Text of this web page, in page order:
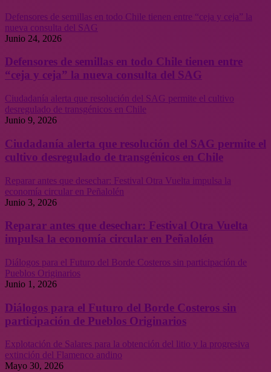
Defensores de semillas en todo Chile tienen entre “ceja y ceja” la
nueva consulta del SAG
Junio 24, 2026
Defensores de semillas en todo Chile tienen entre
“ceja y ceja” la nueva consulta del SAG
Ciudadanía alerta que resolución del SAG permite el cultivo
desregulado de transgénicos en Chile
Junio 9, 2026
Ciudadanía alerta que resolución del SAG permite el
cultivo desregulado de transgénicos en Chile
Reparar antes que desechar: Festival Otra Vuelta impulsa la
economía circular en Peñalolén
Junio 3, 2026
Reparar antes que desechar: Festival Otra Vuelta
impulsa la economía circular en Peñalolén
Diálogos para el Futuro del Borde Costeros sin participación de
Pueblos Originarios
Junio 1, 2026
Diálogos para el Futuro del Borde Costeros sin
participación de Pueblos Originarios
Explotación de Salares para la obtención del litio y la progresiva
extinción del Flamenco andino
Mayo 30, 2026